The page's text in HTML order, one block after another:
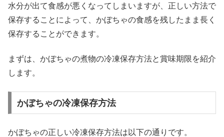
水分が出て食感が悪くなってしまいますが、正しい方法で
保存することによって、かぼちゃの食感を残したまま長く
保存することができます。
まずは、かぼちゃの煮物の冷凍保存方法と賞味期限を紹介
します。
かぼちゃの冷凍保存方法
かぼちゃの正しい冷凍保存方法は以下の通りです。